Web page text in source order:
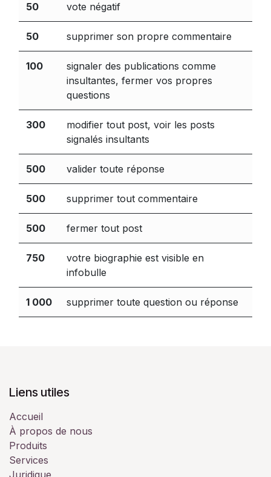
50 vote négatif
50 supprimer son propre commentaire
100
signaler des publications comme
insultantes, fermer vos propres
questions
300
modifier tout post, voir les posts
signalés insultants
500 valider toute réponse
500 supprimer tout commentaire
500 fermer tout post
750
votre biographie est visible en
infobulle
1 000 supprimer toute question ou réponse
Liens utiles
Accueil
À propos de nous
Produits
Services
Juridique